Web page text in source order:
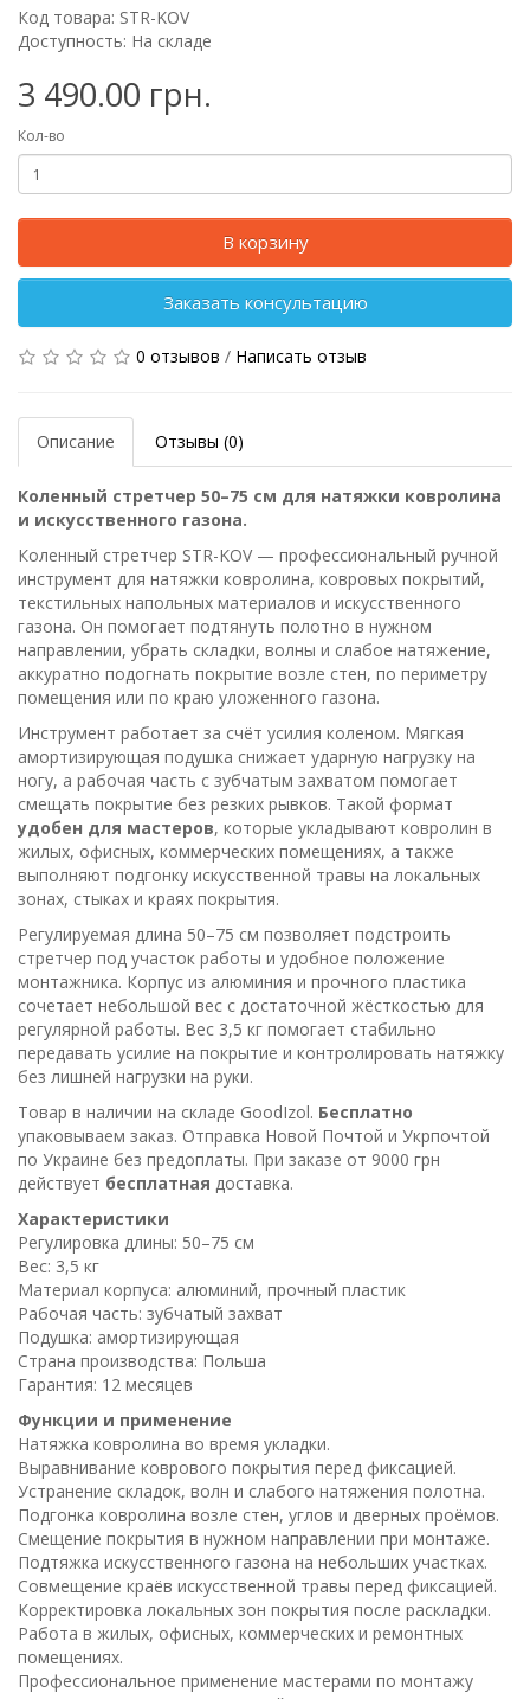
Код товара: STR-KOV
Доступность: На складе
3 490.00 грн.
Кол-во
В корзину
Заказать консультацию
0 отзывов / Написать отзыв
Описание Отзывы (0)
Коленный стретчер 50–75 см для натяжки ковролина
и искусственного газона.
Коленный стретчер STR-KOV — профессиональный ручной
инструмент для натяжки ковролина, ковровых покрытий,
текстильных напольных материалов и искусственного
газона. Он помогает подтянуть полотно в нужном
направлении, убрать складки, волны и слабое натяжение,
аккуратно подогнать покрытие возле стен, по периметру
помещения или по краю уложенного газона.
Инструмент работает за счёт усилия коленом. Мягкая
амортизирующая подушка снижает ударную нагрузку на
ногу, а рабочая часть с зубчатым захватом помогает
смещать покрытие без резких рывков. Такой формат
удобен для мастеров, которые укладывают ковролин в
жилых, офисных, коммерческих помещениях, а также
выполняют подгонку искусственной травы на локальных
зонах, стыках и краях покрытия.
Регулируемая длина 50–75 см позволяет подстроить
стретчер под участок работы и удобное положение
монтажника. Корпус из алюминия и прочного пластика
сочетает небольшой вес с достаточной жёсткостью для
регулярной работы. Вес 3,5 кг помогает стабильно
передавать усилие на покрытие и контролировать натяжку
без лишней нагрузки на руки.
Товар в наличии на складе GoodIzol. Бесплатно
упаковываем заказ. Отправка Новой Почтой и Укрпочтой
по Украине без предоплаты. При заказе от 9000 грн
действует бесплатная доставка.
Характеристики
Регулировка длины: 50–75 см
Вес: 3,5 кг
Материал корпуса: алюминий, прочный пластик
Рабочая часть: зубчатый захват
Подушка: амортизирующая
Страна производства: Польша
Гарантия: 12 месяцев
Функции и применение
Натяжка ковролина во время укладки.
Выравнивание коврового покрытия перед фиксацией.
Устранение складок, волн и слабого натяжения полотна.
Подгонка ковролина возле стен, углов и дверных проёмов.
Смещение покрытия в нужном направлении при монтаже.
Подтяжка искусственного газона на небольших участках.
Совмещение краёв искусственной травы перед фиксацией.
Корректировка локальных зон покрытия после раскладки.
Работа в жилых, офисных, коммерческих и ремонтных
помещениях.
Профессиональное применение мастерами по монтажу